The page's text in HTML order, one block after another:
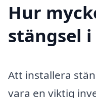
Hur
stängsel
Att installera
vara en viktig